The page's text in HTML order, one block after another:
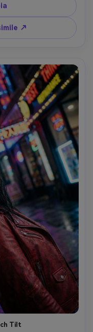
fresco del monitor,
obiettivo da 50
dettagli
pelle, morbida
↗
Tilt